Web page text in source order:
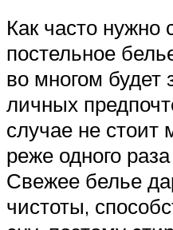
Как часто нужно
постельное
во многом будет
личных
случае не стоит
реже одного
Свежее белье
чистоты,